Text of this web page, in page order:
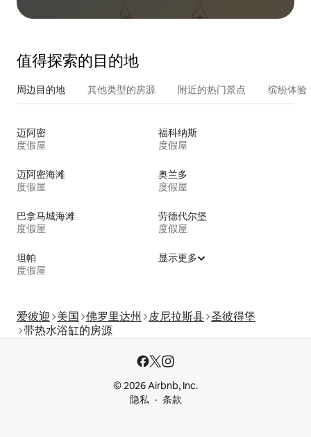
值得探索的目的地
周边目的地 其他类型的房源 附近的热门景点 缤纷体验
迈阿密
度假屋
福科纳斯
度假屋
迈阿密海滩
度假屋
奥兰多
度假屋
巴拿马城海滩
度假屋
劳德代尔堡
度假屋
坦帕
度假屋
显示更多
爱彼迎 美国 佛罗里达州 皮尼拉斯县 圣彼得堡
带热水浴缸的房源
© 2026 Airbnb, Inc.
隐私
条款